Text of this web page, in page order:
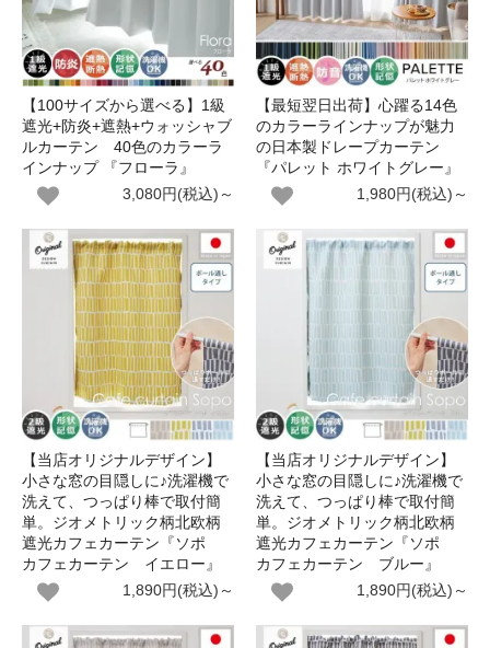
【100サイズから選べる】1級
遮光+防炎+遮熱+ウォッシャブ
ルカーテン 40色のカラーラ
インナップ 『フローラ』
3,080円(税込)～
【最短翌日出荷】心躍る14色
のカラーラインナップが魅力
の日本製ドレープカーテン
『パレット ホワイトグレー』
1,980円(税込)～
【当店オリジナルデザイン】
小さな窓の目隠しに♪洗濯機で
洗えて、つっぱり棒で取付簡
単。ジオメトリック柄北欧柄
遮光カフェカーテン『ソポ
カフェカーテン イエロー』
1,890円(税込)～
【当店オリジナルデザイン】
小さな窓の目隠しに♪洗濯機で
洗えて、つっぱり棒で取付簡
単。ジオメトリック柄北欧柄
遮光カフェカーテン『ソポ
カフェカーテン ブルー』
1,890円(税込)～